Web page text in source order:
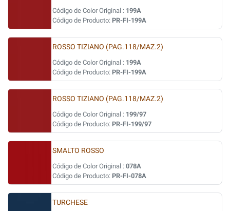
Código de Color Original : 199A
Código de Producto: PR-FI-199A
ROSSO TIZIANO (PAG.118/MAZ.2)
Código de Color Original : 199A
Código de Producto: PR-FI-199A
ROSSO TIZIANO (PAG.118/MAZ.2)
Código de Color Original : 199/97
Código de Producto: PR-FI-199/97
SMALTO ROSSO
Código de Color Original : 078A
Código de Producto: PR-FI-078A
TURCHESE